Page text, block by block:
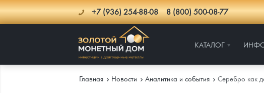
+7 (936) 254-88-08 8 (800) 500-08-77
КАТАЛОГ
Главная Новости Аналитика и события Серебро как